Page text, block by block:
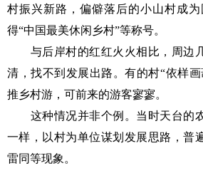
村振兴新路，偏僻落后的小山村成
得“中国最美休闲乡村”等称号。
与后岸村的红红火火相比，周边
清，找不到发展出路。有的村“依样画
推乡村游，可前来的游客寥寥。
这种情况并非个例。当时天台的
一样，以村为单位谋划发展思路，普
雷同等现象。